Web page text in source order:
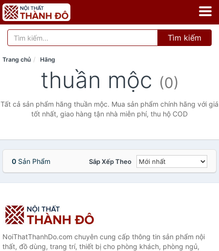
Tìm kiếm
Trang chủ Hãng
thuần mộc (0)
Tất cả sản phẩm hãng thuần mộc. Mua sản phẩm chính hãng với giá
tốt nhất, giao hàng tận nhà miễn phí, thu hộ COD
0 Sản Phẩm Sắp Xếp Theo
NoiThatThanhDo.com chuyên cung cấp thông tin sản phẩm nội
thất, đồ dùng, trang trí, thiết bị cho phòng khách, phòng ngủ,